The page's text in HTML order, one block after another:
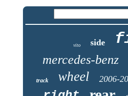
vito side
mercedes-benz
track wheel 2006-